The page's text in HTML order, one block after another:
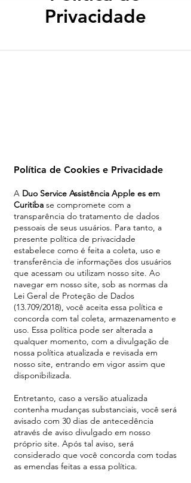
Privacidade
Política de Cookies e Privacidade
A Duo Service Assistência Apple es em
Curitiba se compromete com a
transparência do tratamento de dados
pessoais de seus usuários. Para tanto, a
presente política de privacidade
estabelece como é feita a coleta, uso e
transferência de informações dos usuários
que acessam ou utilizam nosso site. Ao
navegar em nosso site, sob as normas da
Lei Geral de Proteção de Dados
(13.709/2018), você aceita essa política e
concorda com tal coleta, armazenamento e
uso. Essa política pode ser alterada a
qualquer momento, com a divulgação de
nossa política atualizada e revisada em
nosso site, entrando em vigor assim que
disponibilizada.
Entretanto, caso a versão atualizada
contenha mudanças substanciais, você será
avisado com 30 dias de antecedência
através de aviso divulgado em nosso
próprio site. Após tal aviso, será
considerado que você concorda com todas
as emendas feitas a essa política.